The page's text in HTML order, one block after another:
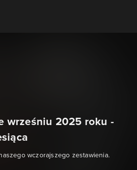
wrześniu 2025 roku -
wczorajszego zestawienia.